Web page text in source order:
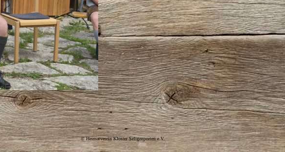
© Heimatverein Kloster Seligenporten e.V.